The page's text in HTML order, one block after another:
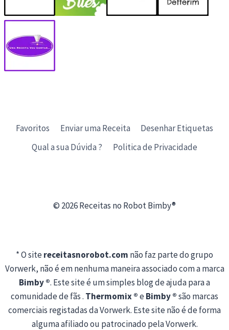
Favoritos Enviar uma Receita
Desenhar Etiquetas
Qual a sua Dúvida ?
Politica de Privacidade
© 2026 Receitas no Robot Bimby®
* O sitereceitasnorobot.com não faz parte do grupo
Vorwerk, não é em nenhuma maneira associado com a marca
Bimby ®. Este site é um simples blog de ajuda para a
comunidade de fãs . Thermomix ®eBimby ®são marcas
comerciais registadas da Vorwerk. Este site não é de forma
alguma afiliado ou patrocinado pela Vorwerk.